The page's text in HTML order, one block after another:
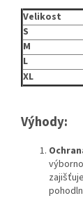
Velikost
S
M
L
XL
Výhody: